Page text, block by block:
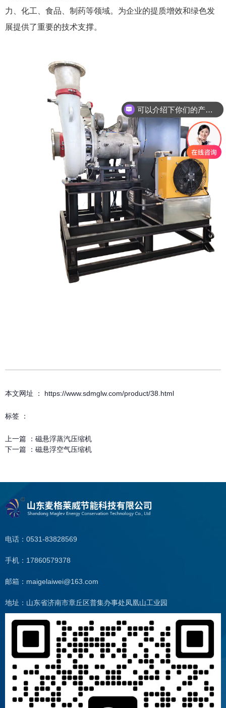
力、化工、食品、制药等领域。为企业的提质增效和绿色发
展提供了重要的技术支撑。
本文网址 ： https://www.sdmglw.com/product/38.html
标签 ：
上一篇 ： 磁悬浮蒸汽压缩机
下一篇 ： 磁悬浮空气压缩机
电话：0531-83828569
手机：17860579378
邮箱：maigelaiwei@163.com
地址：山东省济南市章丘区普集办事处凤凰山工业园
可以介绍下你们的产品么